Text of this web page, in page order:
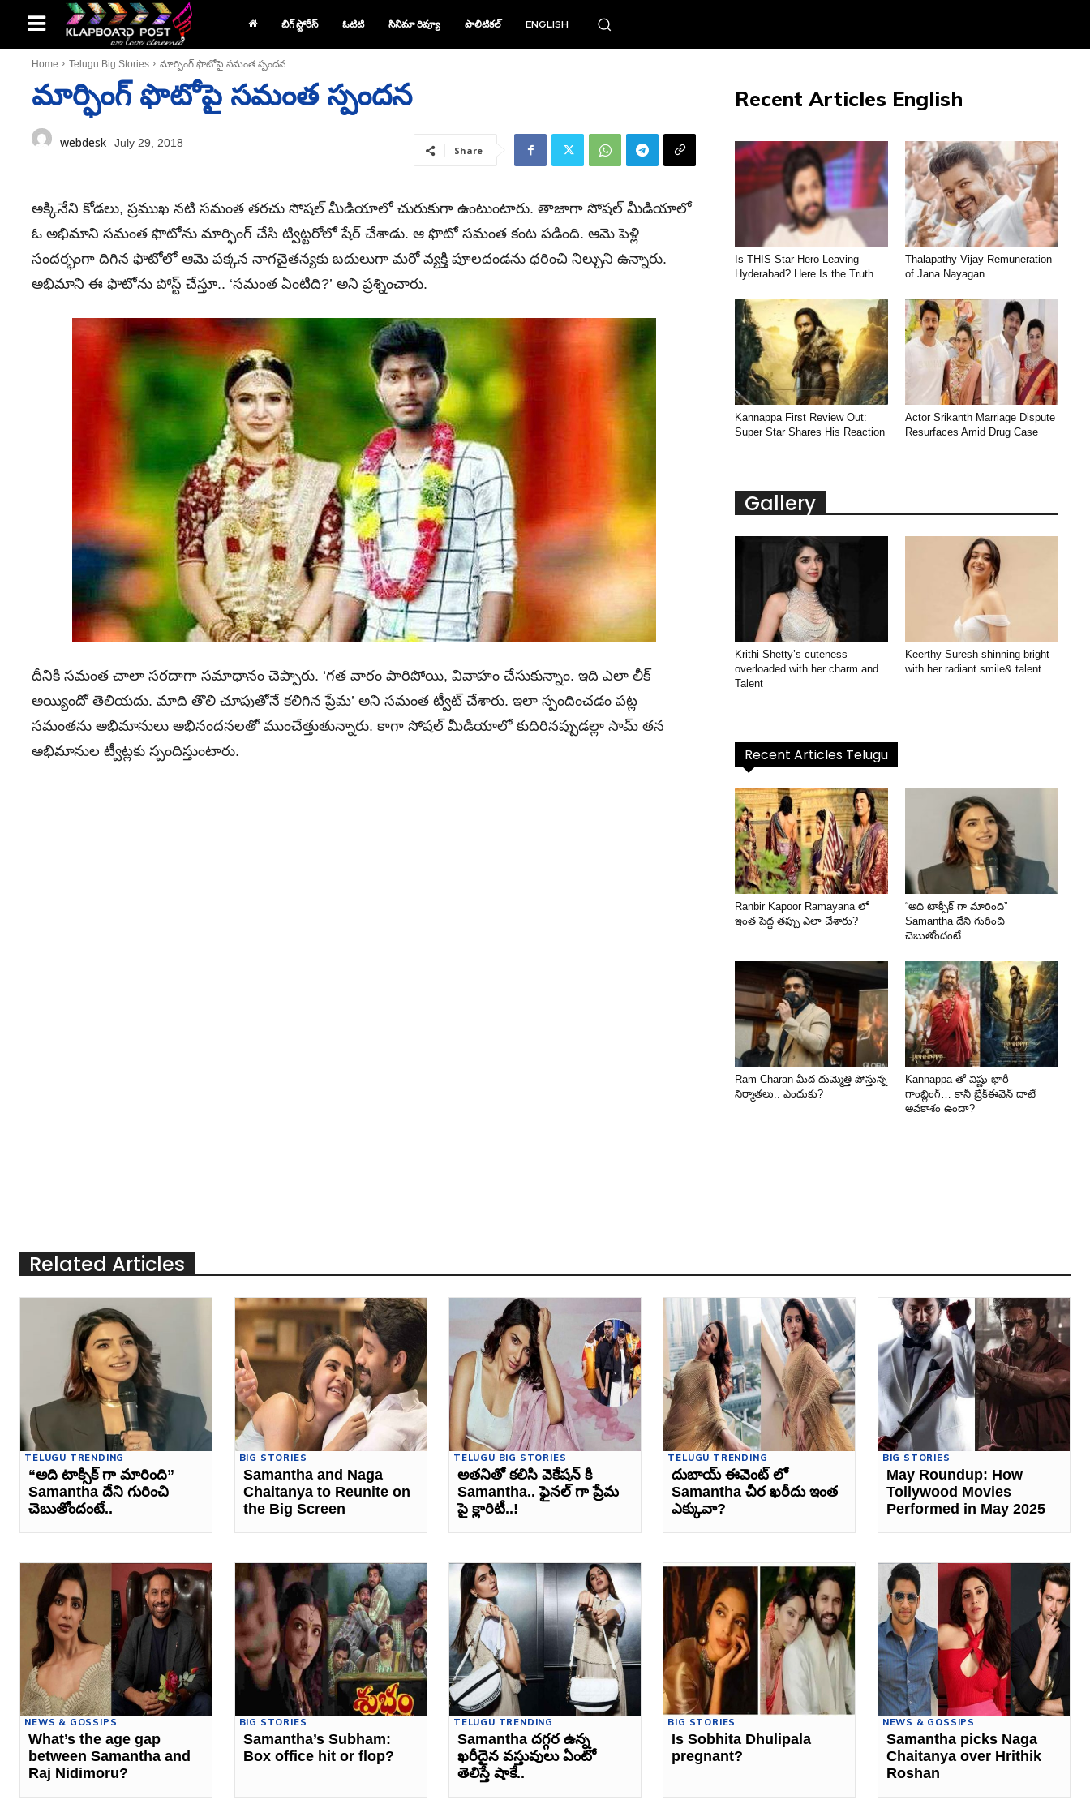
బిగ్ స్టోరీస్ ఓటిటి సినిమా రివ్యూ పొలిటికల్ ENGLISH
Home Telugu Big Stories మార్ఫింగ్‌ ఫొటోపై సమంత స్పందన
మార్ఫింగ్‌ ఫొటోపై సమంత స్పందన
webdesk July 29, 2018
Share
అక్కినేని కోడలు, ప్రముఖ నటి సమంత తరచు సోషల్‌ మీడియాలో చురుకుగా ఉంటుంటారు. తాజాగా సోషల్ మీడియాలో
ఓ అభిమాని సమంత ఫొటోను మార్ఫింగ్‌ చేసి ట్విట్టరోలో షేర్‌ చేశాడు. ఆ ఫొటో సమంత కంట పడింది. ఆమె పెళ్లి
సందర్భంగా దిగిన ఫొటోలో ఆమె పక్కన నాగచైతన్యకు బదులుగా మరో వ్యక్తి పూలదండను ధరించి నిల్చుని ఉన్నారు.
అభిమాని ఈ ఫొటోను పోస్ట్‌ చేస్తూ.. ‘సమంత ఏంటిది?’ అని ప్రశ్నించారు.
దీనికి సమంత చాలా సరదాగా సమాధానం చెప్పారు. ‘గత వారం పారిపోయి, వివాహం చేసుకున్నాం. ఇది ఎలా లీక్‌
అయ్యిందో తెలియదు. మాది తొలి చూపుతోనే కలిగిన ప్రేమ’ అని సమంత ట్వీట్‌ చేశారు. ఇలా స్పందించడం పట్ల
సమంతను అభిమానులు అభినందనలతో ముంచేత్తుతున్నారు. కాగా సోషల్‌ మీడియాలో కుదిరినప్పుడల్లా సామ్‌ తన
అభిమానుల ట్వీట్లకు స్పందిస్తుంటారు.
Recent Articles English
Is THIS Star Hero Leaving
Hyderabad? Here Is the Truth
Thalapathy Vijay Remuneration
of Jana Nayagan
Kannappa First Review Out:
Super Star Shares His Reaction
Actor Srikanth Marriage Dispute
Resurfaces Amid Drug Case
Gallery
Krithi Shetty’s cuteness
overloaded with her charm and
Talent
Keerthy Suresh shinning bright
with her radiant smile& talent
Recent Articles Telugu
Ranbir Kapoor Ramayana లో
ఇంత పెద్ద తప్పు ఎలా చేశారు?
“అది టాక్సిక్ గా మారింది”
Samantha దేని గురించి
చెబుతోందంటే..
Ram Charan మీద దుమ్మెత్తి పోస్తున్న
నిర్మాతలు.. ఎందుకు?
Kannappa తో విష్ణు భారీ
గాంబ్లింగ్… కానీ బ్రేక్‌ఈవెన్ దాటే
అవకాశం ఉందా?
Related Articles
TELUGU TRENDING
“అది టాక్సిక్ గా మారింది”
Samantha దేని గురించి
చెబుతోందంటే..
BIG STORIES
Samantha and Naga
Chaitanya to Reunite on
the Big Screen
TELUGU BIG STORIES
అతనితో కలిసి వెకేషన్ కి
Samantha.. ఫైనల్ గా ప్రేమ
పై క్లారిటీ..!
TELUGU TRENDING
దుబాయ్ ఈవెంట్ లో
Samantha చీర ఖరీదు ఇంత
ఎక్కువా?
BIG STORIES
May Roundup: How
Tollywood Movies
Performed in May 2025
NEWS & GOSSIPS
What’s the age gap
between Samantha and
Raj Nidimoru?
BIG STORIES
Samantha’s Subham:
Box office hit or flop?
TELUGU TRENDING
Samantha దగ్గర ఉన్న
ఖరీదైన వస్తువులు ఏంటో
తెలిస్తే షాకే..
BIG STORIES
Is Sobhita Dhulipala
pregnant?
NEWS & GOSSIPS
Samantha picks Naga
Chaitanya over Hrithik
Roshan